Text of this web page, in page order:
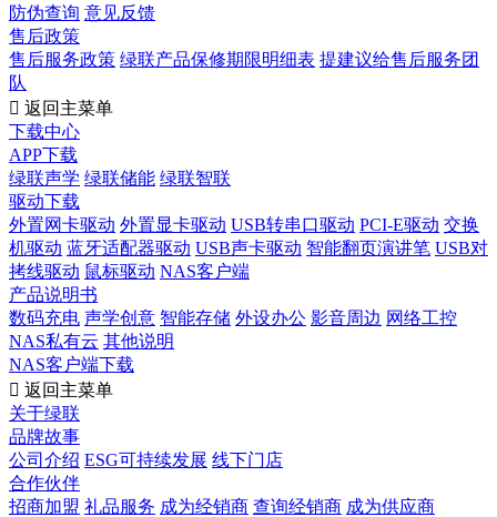
防伪查询 意见反馈
售后政策
售后服务政策 绿联产品保修期限明细表 提建议给售后服务团
队
 返回主菜单
下载中心
APP下载
绿联声学 绿联储能 绿联智联
驱动下载
外置网卡驱动 外置显卡驱动 USB转串口驱动 PCI-E驱动 交换
机驱动 蓝牙适配器驱动 USB声卡驱动 智能翻页演讲笔 USB对
拷线驱动 鼠标驱动 NAS客户端
产品说明书
数码充电 声学创意 智能存储 外设办公 影音周边 网络工控
NAS私有云 其他说明
NAS客户端下载
 返回主菜单
关于绿联
品牌故事
公司介绍 ESG可持续发展 线下门店
合作伙伴
招商加盟 礼品服务 成为经销商 查询经销商 成为供应商